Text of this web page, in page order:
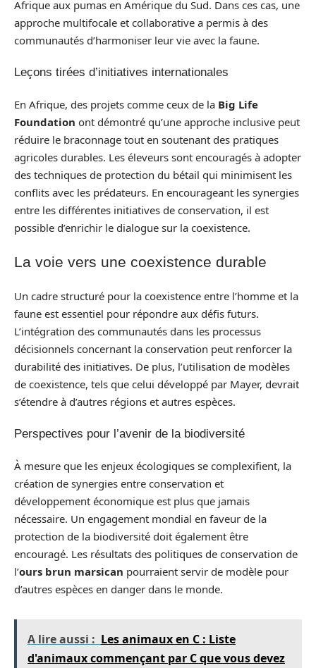
Afrique aux pumas en Amérique du Sud. Dans ces cas, une
approche multifocale et collaborative a permis à des
communautés d’harmoniser leur vie avec la faune.
Leçons tirées d’initiatives internationales
En Afrique, des projets comme ceux de la Big Life
Foundation ont démontré qu’une approche inclusive peut
réduire le braconnage tout en soutenant des pratiques
agricoles durables. Les éleveurs sont encouragés à adopter
des techniques de protection du bétail qui minimisent les
conflits avec les prédateurs. En encourageant les synergies
entre les différentes initiatives de conservation, il est
possible d’enrichir le dialogue sur la coexistence.
La voie vers une coexistence durable
Un cadre structuré pour la coexistence entre l’homme et la
faune est essentiel pour répondre aux défis futurs.
L’intégration des communautés dans les processus
décisionnels concernant la conservation peut renforcer la
durabilité des initiatives. De plus, l’utilisation de modèles
de coexistence, tels que celui développé par Mayer, devrait
s’étendre à d’autres régions et autres espèces.
Perspectives pour l’avenir de la biodiversité
À mesure que les enjeux écologiques se complexifient, la
création de synergies entre conservation et
développement économique est plus que jamais
nécessaire. Un engagement mondial en faveur de la
protection de la biodiversité doit également être
encouragé. Les résultats des politiques de conservation de
l’ours brun marsican pourraient servir de modèle pour
d’autres espèces en danger dans le monde.
A lire aussi : Les animaux en C : Liste
d'animaux commençant par C que vous devez